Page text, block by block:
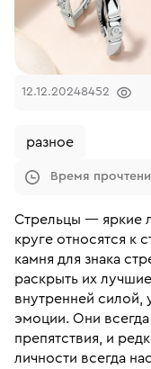
12.12.20248452
разное
Время
Стрельцы — яркие
круге относятся к
камня для знака
раскрыть их
внутренней
эмоции. Они всегда
препятствия, и
личности всегда